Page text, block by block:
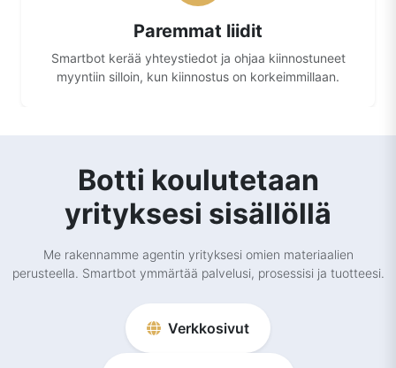
Paremmat liidit
Smartbot kerää yhteystiedot ja ohjaa kiinnostuneet
myyntiin silloin, kun kiinnostus on korkeimmillaan.
Botti koulutetaan
yrityksesi sisällöllä
Me rakennamme agentin yrityksesi omien materiaalien
perusteella. Smartbot ymmärtää palvelusi, prosessisi ja tuotteesi.
Verkkosivut